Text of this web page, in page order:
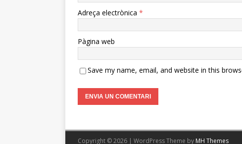
Adreça electrònica *
Pàgina web
Save my name, email, and website in this
Copyright © 2026 | WordPress Theme by MH Themes